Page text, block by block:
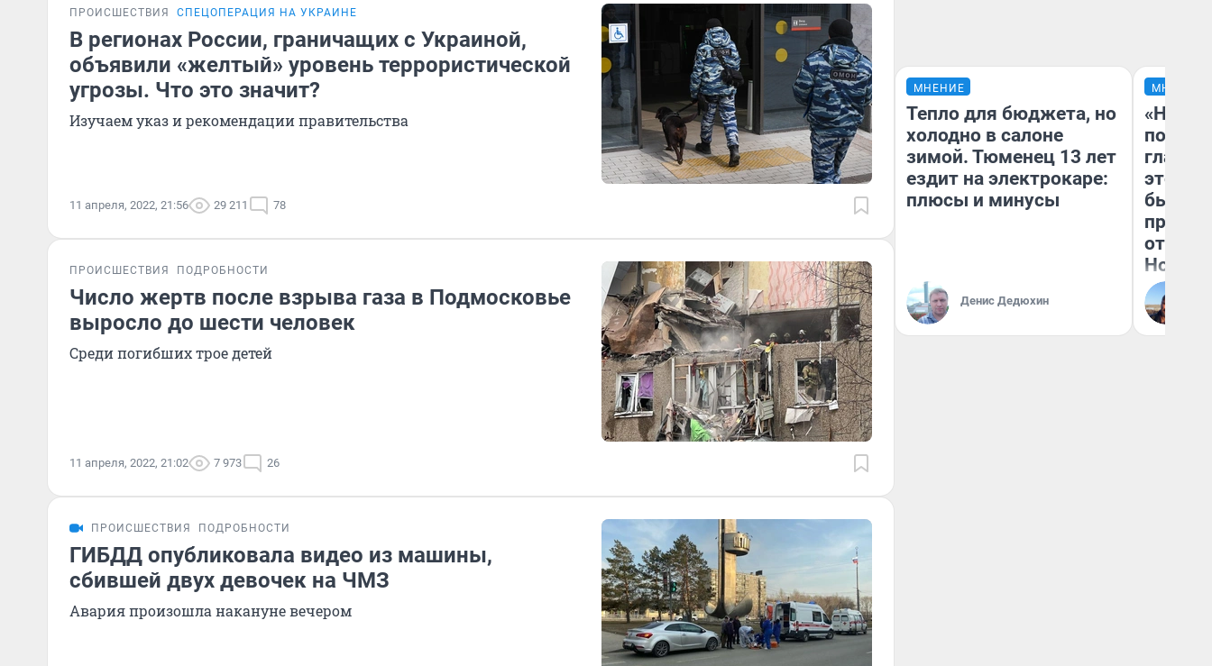
ПРОИСШЕСТВИЯ СПЕЦОПЕРАЦИЯ НА УКРАИНЕ
В регионах России, граничащих с Украиной,
объявили «желтый» уровень террористической
угрозы. Что это значит?
Изучаем указ и рекомендации правительства
11 апреля, 2022, 21:56 29 211 78
ПРОИСШЕСТВИЯ ПОДРОБНОСТИ
Число жертв после взрыва газа в Подмосковье
выросло до шести человек
Среди погибших трое детей
11 апреля, 2022, 21:02 7 973 26
ПРОИСШЕСТВИЯ ПОДРОБНОСТИ
ГИБДД опубликовала видео из машины,
сбившей двух девочек на ЧМЗ
Авария произошла накануне вечером
МНЕНИЕ
Тепло для бюджета, но
холодно в салоне
зимой. Тюменец 13 лет
ездит на электрокаре:
плюсы и минусы
Денис Дедюхин
МНЕНИЕ
этого
бьет
отзыв
Нолана